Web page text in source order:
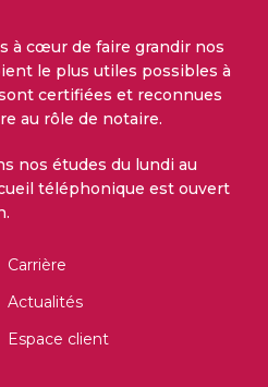
à cœur de faire grandir nos
le plus utiles possibles à
certifiées et reconnues
au rôle de notaire.
nos études du lundi au
téléphonique est ouvert
Carrière
Actualités
Espace client